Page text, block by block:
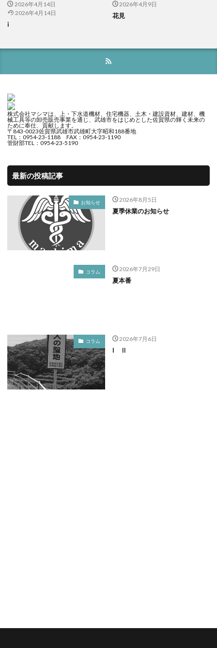
2026年4月14日
2026年4月14日
i
2026年4月9日
花見
株式会社マシマは、上・下水道機材、住宅機器、土木・建設資材、建材、機
械工具等の卸売販売事業を通じ、武雄市をはじめとした佐賀県の輝く未来の
ために奉仕、貢献します。
〒843-0023佐賀県武雄市武雄町大字昭和188番地
TEL：0954-23-1188 FAX：0954-23-1190
管財部TEL：0954-23-5190
最新の投稿記事
お知らせ 2026年8月5日
夏季休業のお知らせ
コラム 2026年7月29日
夏本番
コラム 2026年7月6日
I Ⅱ